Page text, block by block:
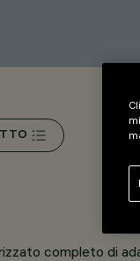
completo di